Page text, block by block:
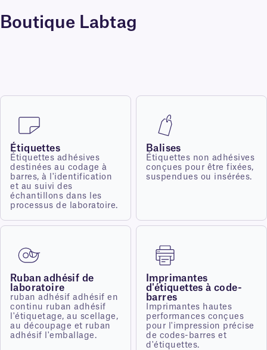
Boutique Labtag
Étiquettes
Étiquettes adhésives
destinées au codage à
barres, à l'identification
et au suivi des
échantillons dans les
processus de laboratoire.
Balises
Étiquettes non adhésives
conçues pour être fixées,
suspendues ou insérées.
Ruban adhésif de
laboratoire
ruban adhésif adhésif en
continu ruban adhésif
l'étiquetage, au scellage,
au découpage et ruban
adhésif l'emballage.
Imprimantes
d'étiquettes à code-
barres
Imprimantes hautes
performances conçues
pour l'impression précise
de codes-barres et
d'étiquettes.